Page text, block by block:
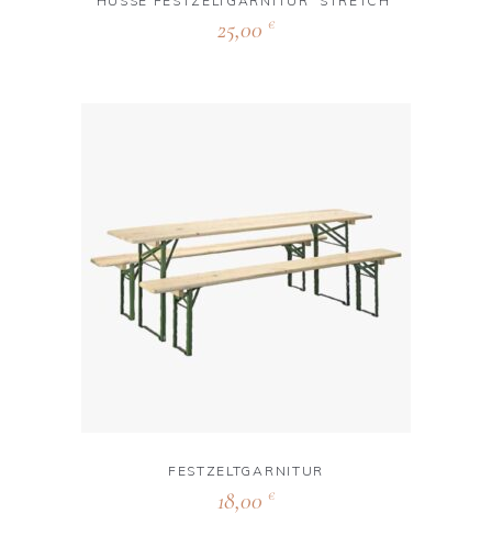
25,00 €
FESTZELTGARNITUR
18,00 €